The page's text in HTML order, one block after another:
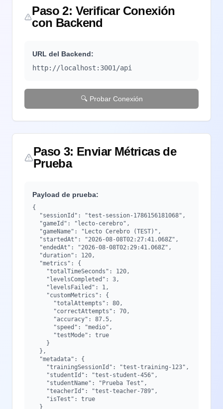
Paso 2: Verificar Conexión
con Backend
URL del Backend:
http://localhost:3001/api
🔍 Probar Conexión
Paso 3: Enviar Métricas de
Prueba
Payload de prueba:
{
  "sessionId": "test-session-1786156181068",
  "gameId": "lecto-cerebro",
  "gameName": "Lecto Cerebro (TEST)",
  "startedAt": "2026-08-08T02:27:41.068Z",
  "endedAt": "2026-08-08T02:29:41.068Z",
  "duration": 120,
  "metrics": {
    "totalTimeSeconds": 120,
    "levelsCompleted": 3,
    "levelsFailed": 1,
    "customMetrics": {
      "totalAttempts": 80,
      "correctAttempts": 70,
      "accuracy": 87.5,
      "speed": "medio",
      "testMode": true
    }
  },
  "metadata": {
    "trainingSessionId": "test-training-123",
    "studentId": "test-student-456",
    "studentName": "Prueba Test",
    "teacherId": "test-teacher-789",
    "isTest": true
  }